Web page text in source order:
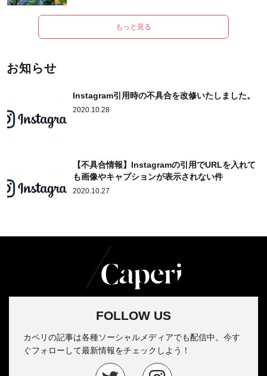
もっと見る
お知らせ
Instagram引用時の不具合を改修いたしました。
2020.10.28
【不具合情報】Instagramの引用でURLを入れて
も画像やキャプションが表示されない件
2020.10.27
FOLLOW US
カペリの記事は各種ソーシャルメディアでも配信中。今す
ぐフォローして最新情報をチェックしよう！